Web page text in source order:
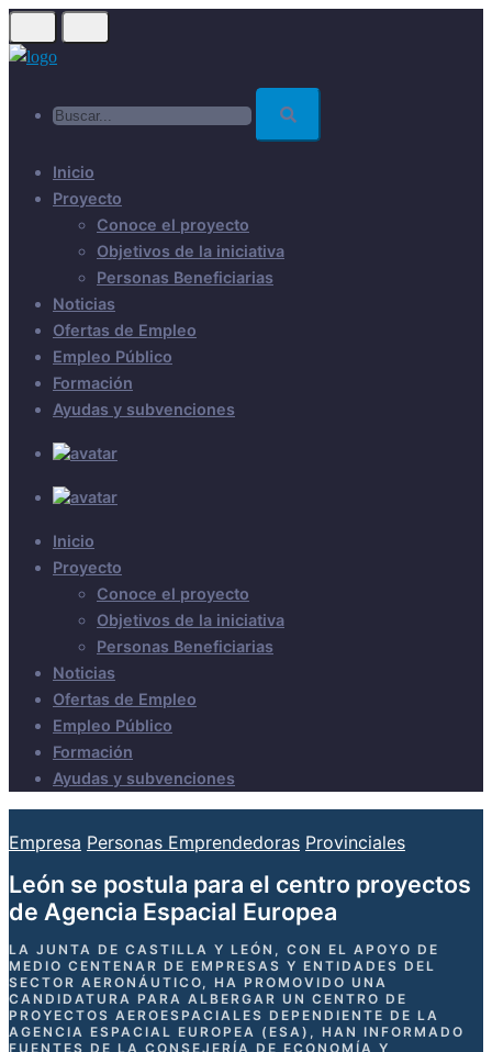
Skip
to
Inicio
Proyecto
Conoce el proyecto
Objetivos de la iniciativa
Personas Beneficiarias
Noticias
Ofertas de Empleo
Empleo Público
Formación
Ayudas y subvenciones
Inicio
Proyecto
Conoce el proyecto
Objetivos de la iniciativa
Personas Beneficiarias
Noticias
Ofertas de Empleo
Empleo Público
Formación
Ayudas y subvenciones
Empresa Personas Emprendedoras Provinciales
León se postula para el centro proyectos
de Agencia Espacial Europea
LA JUNTA DE CASTILLA Y LEÓN, CON EL APOYO DE
MEDIO CENTENAR DE EMPRESAS Y ENTIDADES DEL
SECTOR AERONÁUTICO, HA PROMOVIDO UNA
CANDIDATURA PARA ALBERGAR UN CENTRO DE
PROYECTOS AEROESPACIALES DEPENDIENTE DE LA
AGENCIA ESPACIAL EUROPEA (ESA), HAN INFORMADO
FUENTES DE LA CONSEJERÍA DE ECONOMÍA Y